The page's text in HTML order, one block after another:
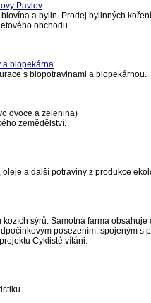
Pavlov
a bylin. Prodej bylinných
obchodu.
a biopekárna
s biopotravinami a biopekárnou.
ovoce a zelenina)
zemědělství.
a další potraviny z produkce
sýrů. Samotná farma obsahuje
posezením, spojeným s
Cyklisté vítáni.